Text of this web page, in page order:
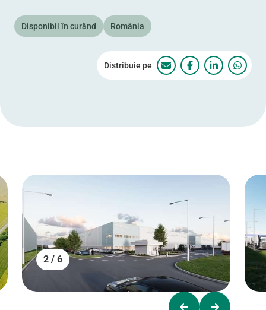
Disponibil în curând România
Distribuie pe WDP Park Ploiești –
WDP ParkWDP Park
WDP
2 / 6